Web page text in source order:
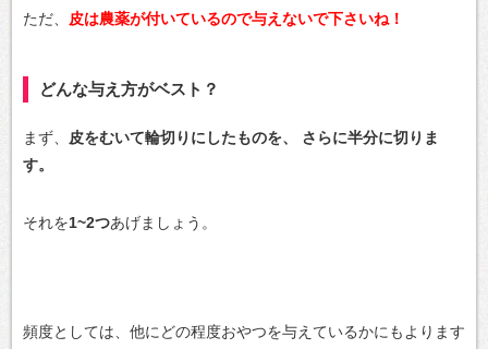
ただ、 皮は農薬が付いているので与えないで下さいね！
どんな与え方がベスト？
まず、 皮をむいて輪切りにしたものを、
さらに半分に切りま
す。
それを1~2つあげましょう。
頻度としては、他にどの程度おやつを与えているかにもよります